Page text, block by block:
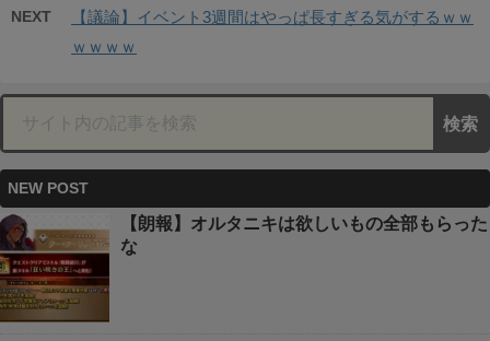
NEXT
【議論】イベント3週間はやっぱ長すぎる気がするｗｗ
ｗｗｗｗ
NEW POST
【朗報】オルタニキは欲しいもの全部もらった
な